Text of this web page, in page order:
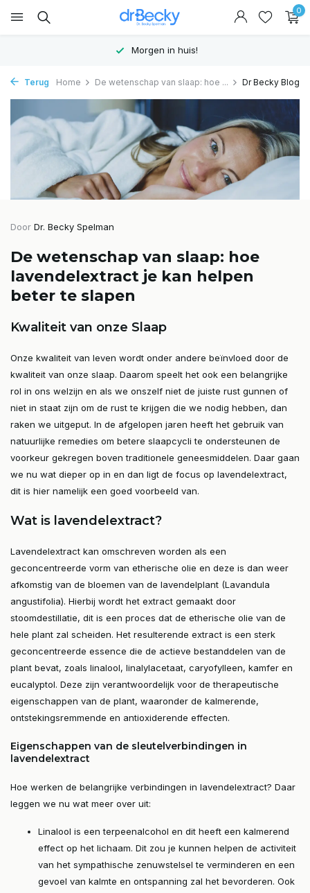
0
Hoge kwaliteit supplementen
Terug Home De wetenschap van slaap: hoe ... Dr Becky Blog
Door Dr. Becky Spelman
De wetenschap van slaap: hoe
lavendelextract je kan helpen
beter te slapen
Kwaliteit van onze Slaap
Onze kwaliteit van leven wordt onder andere beïnvloed door de
kwaliteit van onze slaap. Daarom speelt het ook een belangrijke
rol in ons welzijn en als we onszelf niet de juiste rust gunnen of
niet in staat zijn om de rust te krijgen die we nodig hebben, dan
raken we uitgeput. In de afgelopen jaren heeft het gebruik van
natuurlijke remedies om betere slaapcycli te ondersteunen de
voorkeur gekregen boven traditionele geneesmiddelen. Daar gaan
we nu wat dieper op in en dan ligt de focus op lavendelextract,
dit is hier namelijk een goed voorbeeld van.
Wat is lavendelextract?
Lavendelextract kan omschreven worden als een
geconcentreerde vorm van etherische olie en deze is dan weer
afkomstig van de bloemen van de lavendelplant (Lavandula
angustifolia). Hierbij wordt het extract gemaakt door
stoomdestillatie, dit is een proces dat de etherische olie van de
hele plant zal scheiden. Het resulterende extract is een sterk
geconcentreerde essence die de actieve bestanddelen van de
plant bevat, zoals linalool, linalylacetaat, caryofylleen, kamfer en
eucalyptol. Deze zijn verantwoordelijk voor de therapeutische
eigenschappen van de plant, waaronder de kalmerende,
ontstekingsremmende en antioxiderende effecten.
Eigenschappen van de sleutelverbindingen in
lavendelextract
Hoe werken de belangrijke verbindingen in lavendelextract? Daar
leggen we nu wat meer over uit:
Linalool is een terpeenalcohol en dit heeft een kalmerend
effect op het lichaam. Dit zou je kunnen helpen de activiteit
van het sympathische zenuwstelsel te verminderen en een
gevoel van kalmte en ontspanning zal het bevorderen. Ook